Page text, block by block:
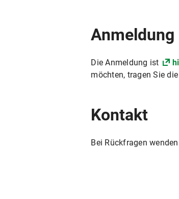
Anmeldung
Die Anmeldung ist
möchten, tragen Sie
Kontakt
Bei Rückfragen